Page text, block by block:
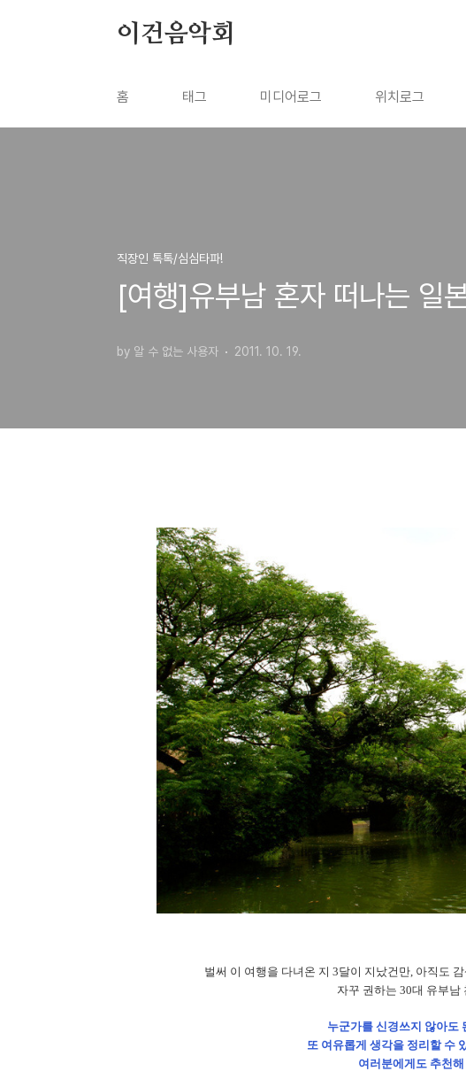
이건음악회
홈 태그 미디어로그 위치로그
직장인 톡톡/심심타파!
[여행]유부남 혼자 떠나는
by 알 수 없는 사용자 2011. 10. 19.
벌써 이 여행을 다녀온 지 3달이 지났건만, 아직도
자꾸 권하는 30대 유부남
누군가를 신경쓰지 않아도
또 여유롭게 생각을 정리할 수
여러분에게도 추천